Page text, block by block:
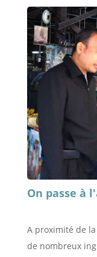
On passe à
A proximité de
de nombreux